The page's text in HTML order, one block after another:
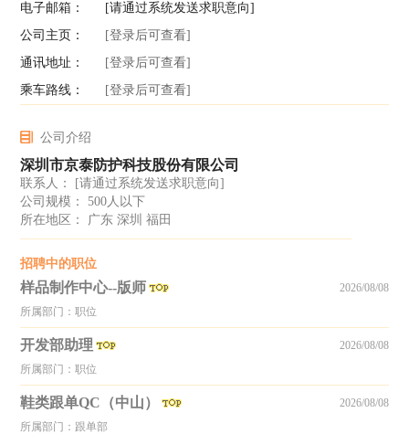
电子邮箱：
[请通过系统发送求职意向]
公司主页：
[登录后可查看]
通讯地址：
[登录后可查看]
乘车路线：
[登录后可查看]
公司介绍
深圳市京泰防护科技股份有限公司
联系人：
[请通过系统发送求职意向]
公司规模： 500人以下
所在地区： 广东 深圳 福田
招聘中的职位
样品制作中心--版师
所属部门：职位
2026/08/08
开发部助理
所属部门：职位
2026/08/08
鞋类跟单QC（中山）
所属部门：跟单部
2026/08/08